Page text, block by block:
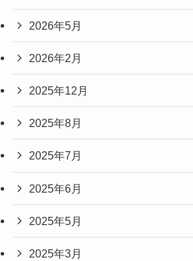
2026年5月
2026年2月
2025年12月
2025年8月
2025年7月
2025年6月
2025年5月
2025年3月